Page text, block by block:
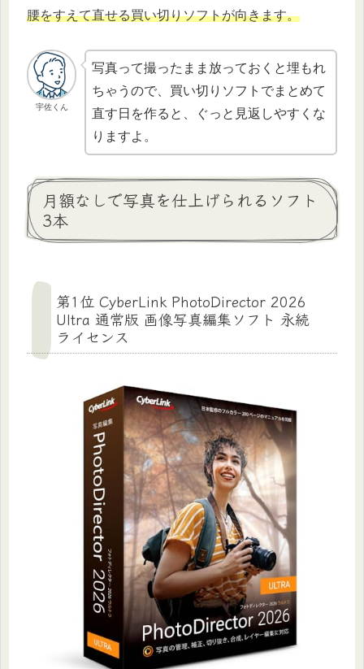
腰をすえて直せる買い切りソフトが向きます。
宇佐くん
写真って撮ったまま放っておくと埋もれ
ちゃうので、買い切りソフトでまとめて
直す日を作ると、ぐっと見返しやすくな
りますよ。
月額なしで写真を仕上げられるソフト
3本
第1位 CyberLink PhotoDirector 2026
Ultra 通常版 画像写真編集ソフト 永続
ライセンス